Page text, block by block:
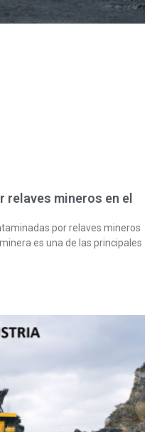
relaves mineros en el
por relaves mineros
es una de las principales